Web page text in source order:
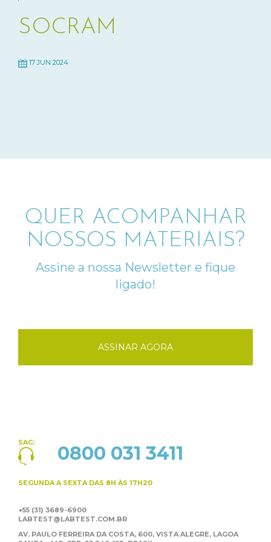
SOCRAM
17 JUN 2024
QUER ACOMPANHAR
NOSSOS MATERIAIS?
Assine a nossa Newsletter e fique
ligado!
ASSINAR AGORA
SAC: 0800 031 3411
SEGUNDA A SEXTA DAS 8H ÀS 17H20
+55 (31) 3689-6900
LABTEST@LABTEST.COM.BR
AV. PAULO FERREIRA DA COSTA, 600, VISTA ALEGRE, LAGOA